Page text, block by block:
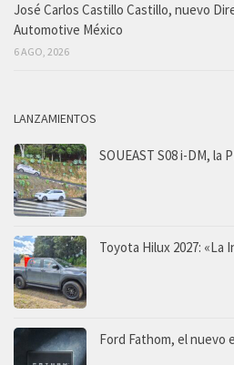
José Carlos Castillo Castillo, nuevo
Automotive México
6 AGO, 2026
LANZAMIENTOS
SOUEAST S08 i-DM, la
Toyota Hilux 2027: «La
Ford Fathom, el nuevo